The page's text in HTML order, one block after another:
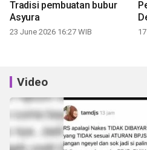
Tradisi pembuatan bubur
Asyura
23 June 2026 16:27 WIB
Video